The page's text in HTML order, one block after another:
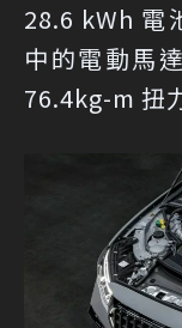
28.6 kWh 電
中的電動馬
76.4kg-m 扭